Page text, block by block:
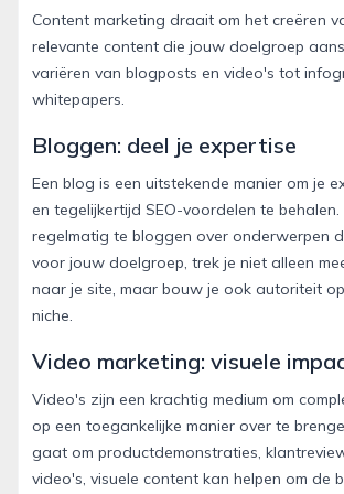
Content marketing draait om het creëren
relevante content die jouw doelgroep
variëren van blogposts en video's tot
whitepapers.
Bloggen: deel je expertise
Een blog is een uitstekende manier om je
en tegelijkertijd SEO-voordelen te
regelmatig te bloggen over onderwerpen
voor jouw doelgroep, trek je niet alleen
naar je site, maar bouw je ook autoriteit
niche.
Video marketing: visuele
Video's zijn een krachtig medium om
op een toegankelijke manier over te
gaat om productdemonstraties,
video's, visuele content kan helpen om de